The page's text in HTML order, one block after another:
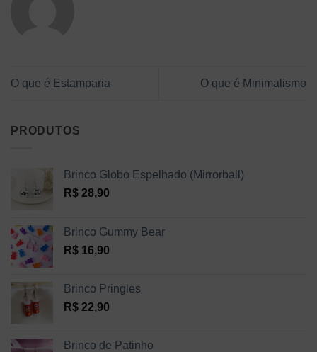
O que é Estamparia O que é Minimalismo
PRODUTOS
Brinco Globo Espelhado (Mirrorball)
R$ 28,90
Brinco Gummy Bear
R$ 16,90
Brinco Pringles
R$ 22,90
Brinco de Patinho